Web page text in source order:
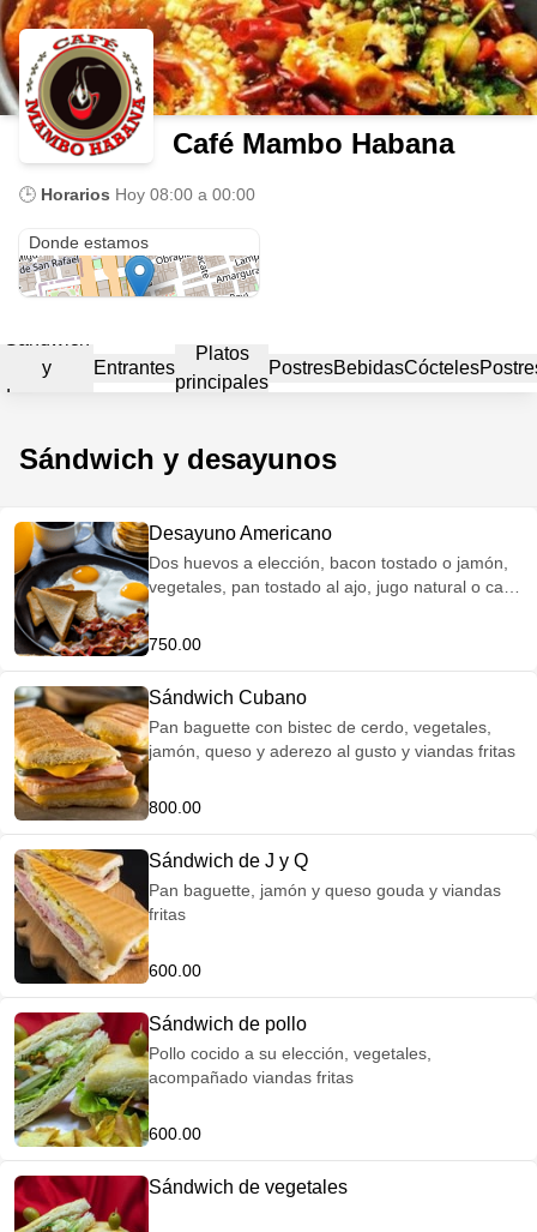
Café Mambo Habana
🕒 Horarios Hoy 08:00 a 00:00
Donde estamos
y
desayunos
Entrantes
Platos
principales
PostresBebidasCócteles
Sándwich y desayunos
Desayuno Americano
Dos huevos a elección, bacon tostado o jamón,
vegetales, pan tostado al ajo, jugo natural o café
750.00
Sándwich Cubano
Pan baguette con bistec de cerdo, vegetales,
jamón, queso y aderezo al gusto y viandas fritas
800.00
Sándwich de J y Q
Pan baguette, jamón y queso gouda y viandas
fritas
600.00
Sándwich de pollo
Pollo cocido a su elección, vegetales,
acompañado viandas fritas
600.00
Sándwich de vegetales